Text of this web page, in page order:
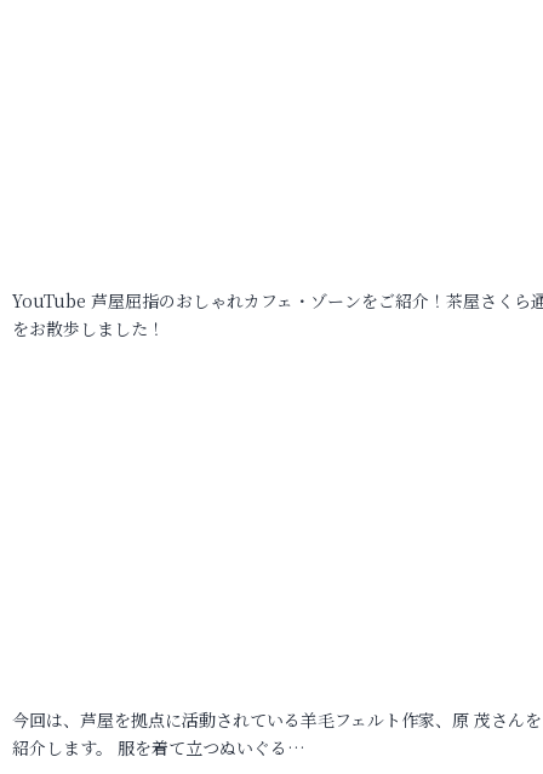
YouTube 芦屋屈指のおしゃれカフェ・ゾーンをご紹介！茶屋さくら
をお散歩しました！
今回は、芦屋を拠点に活動されている羊毛フェルト作家、原 茂さん
紹介します。 服を着て立つぬいぐる…